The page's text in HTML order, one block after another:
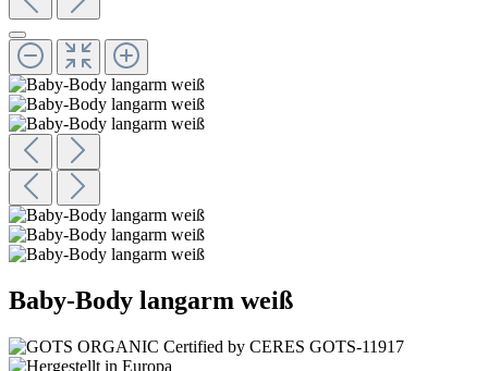
Baby-Body langarm weiß